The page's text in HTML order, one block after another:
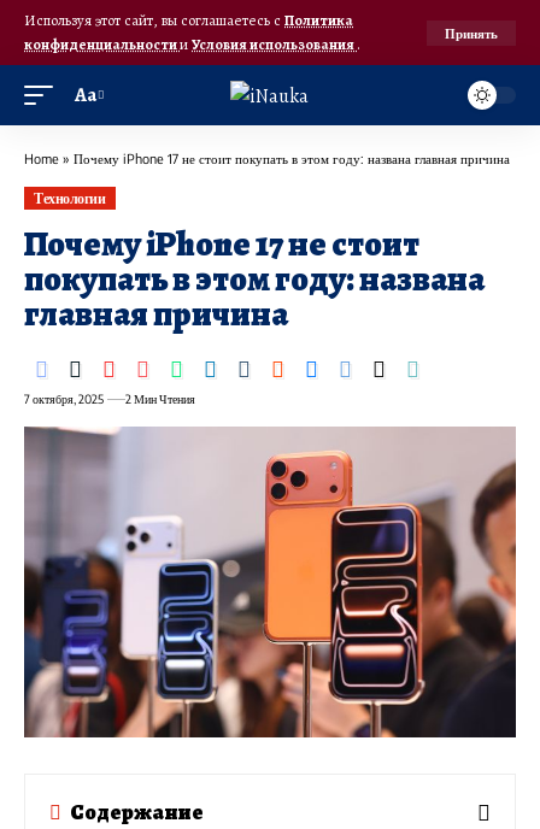
Используя этот сайт, вы соглашаетесь с Политика
конфиденциальностииУсловия использования.
Принять
Аа
Home » Почему iPhone 17 не стоит покупать в этом году: названа главная причина
Технологии
Почему iPhone 17 не стоит
покупать в этом году: названа
главная причина
7 октября, 2025 2 Мин Чтения
Содержание